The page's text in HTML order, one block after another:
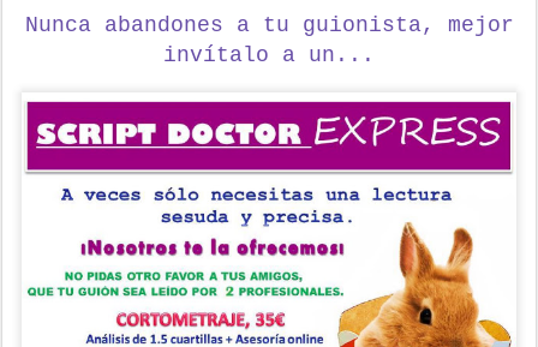
Nunca abandones a tu guionista, mejor
invítalo a un...